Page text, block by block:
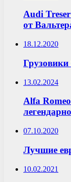
Audi
от
18.12.2020
Грузовики
13.02.2024
Alfa
07.10.2020
Лучшие
10.02.2021